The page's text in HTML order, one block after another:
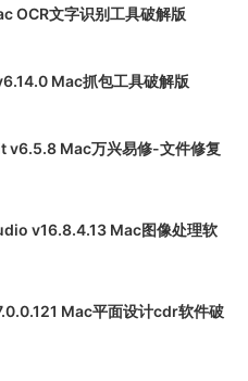
OCR文字识别工具破解版
Mac抓包工具破解版
Mac万兴易修-文件修复
v16.8.4.13 Mac图像处理软
Mac平面设计cdr软件破